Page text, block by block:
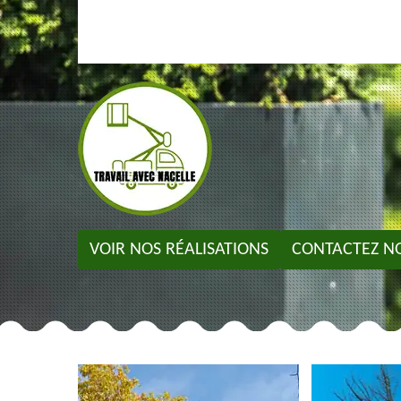
VOIR NOS RÉALISATIONS CONTACTEZ